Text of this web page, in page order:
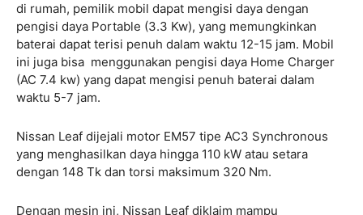
di rumah, pemilik mobil dapat mengisi daya dengan
pengisi daya Portable (3.3 Kw), yang memungkinkan
baterai dapat terisi penuh dalam waktu 12-15 jam. Mobil
ini juga bisa menggunakan pengisi daya Home Charger
(AC 7.4 kw) yang dapat mengisi penuh baterai dalam
waktu 5-7 jam.
Nissan Leaf dijejali motor EM57 tipe AC3 Synchronous
yang menghasilkan daya hingga 110 kW atau setara
dengan 148 Tk dan torsi maksimum 320 Nm.
Dengan mesin ini, Nissan Leaf diklaim mampu